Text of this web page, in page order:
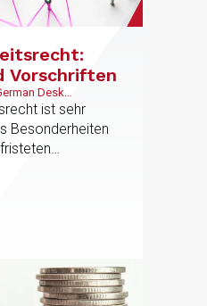
Vorschriften
Desk
ist sehr
Besonderheiten